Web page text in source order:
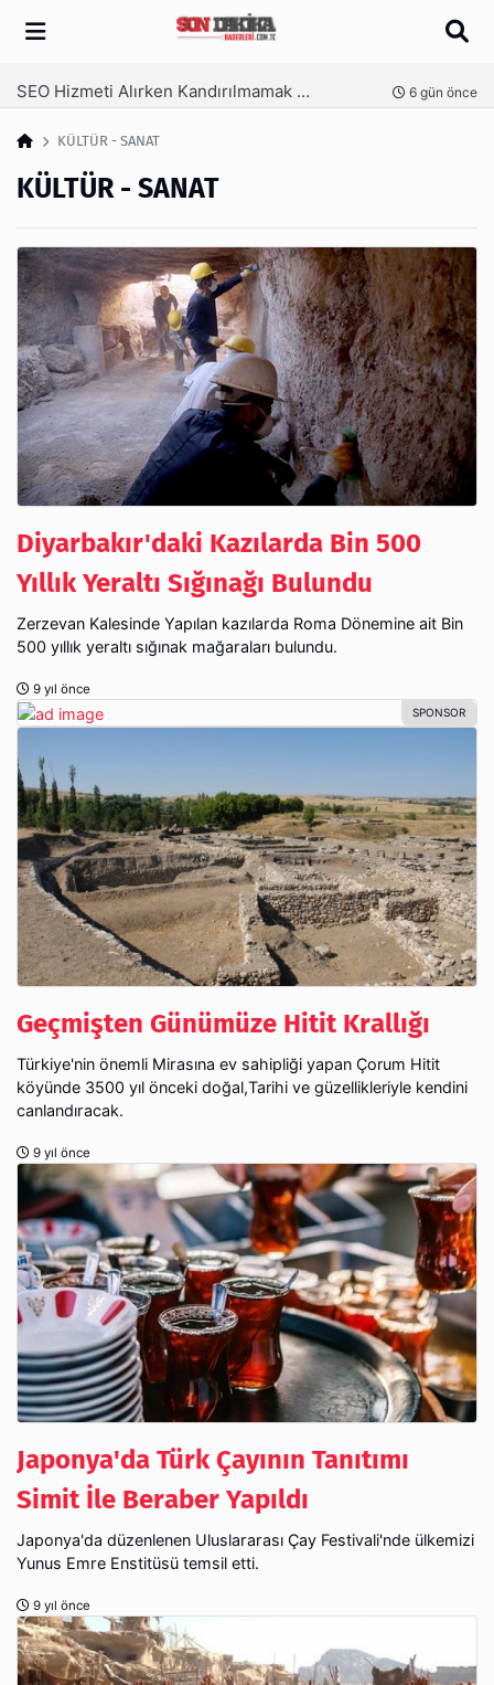
Arama
SEO Hizmeti Alırken Kandırılmamak İçin Bilinmesi Gerekenler 6 gün önce
KÜLTÜR - SANAT
KÜLTÜR - SANAT
Diyarbakır'daki Kazılarda Bin 500
Yıllık Yeraltı Sığınağı Bulundu
Zerzevan Kalesinde Yapılan kazılarda Roma Dönemine ait Bin
500 yıllık yeraltı sığınak mağaraları bulundu.
9 yıl önce
Geçmişten Günümüze Hitit Krallığı
Türkiye'nin önemli Mirasına ev sahipliği yapan Çorum Hitit
köyünde 3500 yıl önceki doğal,Tarihi ve güzellikleriyle kendini
canlandıracak.
9 yıl önce
Japonya'da Türk Çayının Tanıtımı
Simit İle Beraber Yapıldı
Japonya'da düzenlenen Uluslararası Çay Festivali'nde ülkemizi
Yunus Emre Enstitüsü temsil etti.
9 yıl önce